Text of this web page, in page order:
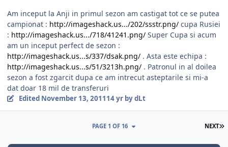
Am inceput la Anji in primul sezon am castigat tot ce se putea
campionat : http://imageshack.us.../202/ssstr.png/ cupa Rusiei
: http://imageshack.us.../718/41241.png/ Super Cupa si acum
am un inceput perfect de sezon :
http://imageshack.us...s/337/dsak.png/ . Asta este echipa :
http://imageshack.us...s/51/3213h.png/ . Patronul in al doilea
sezon a fost zgarcit dupa ce am intrecut asteptarile si mi-a
dat doar 18 mil de transferuri
Edited November 13, 201114 yrby dLt
NEXT
PAGE 1 OF 16